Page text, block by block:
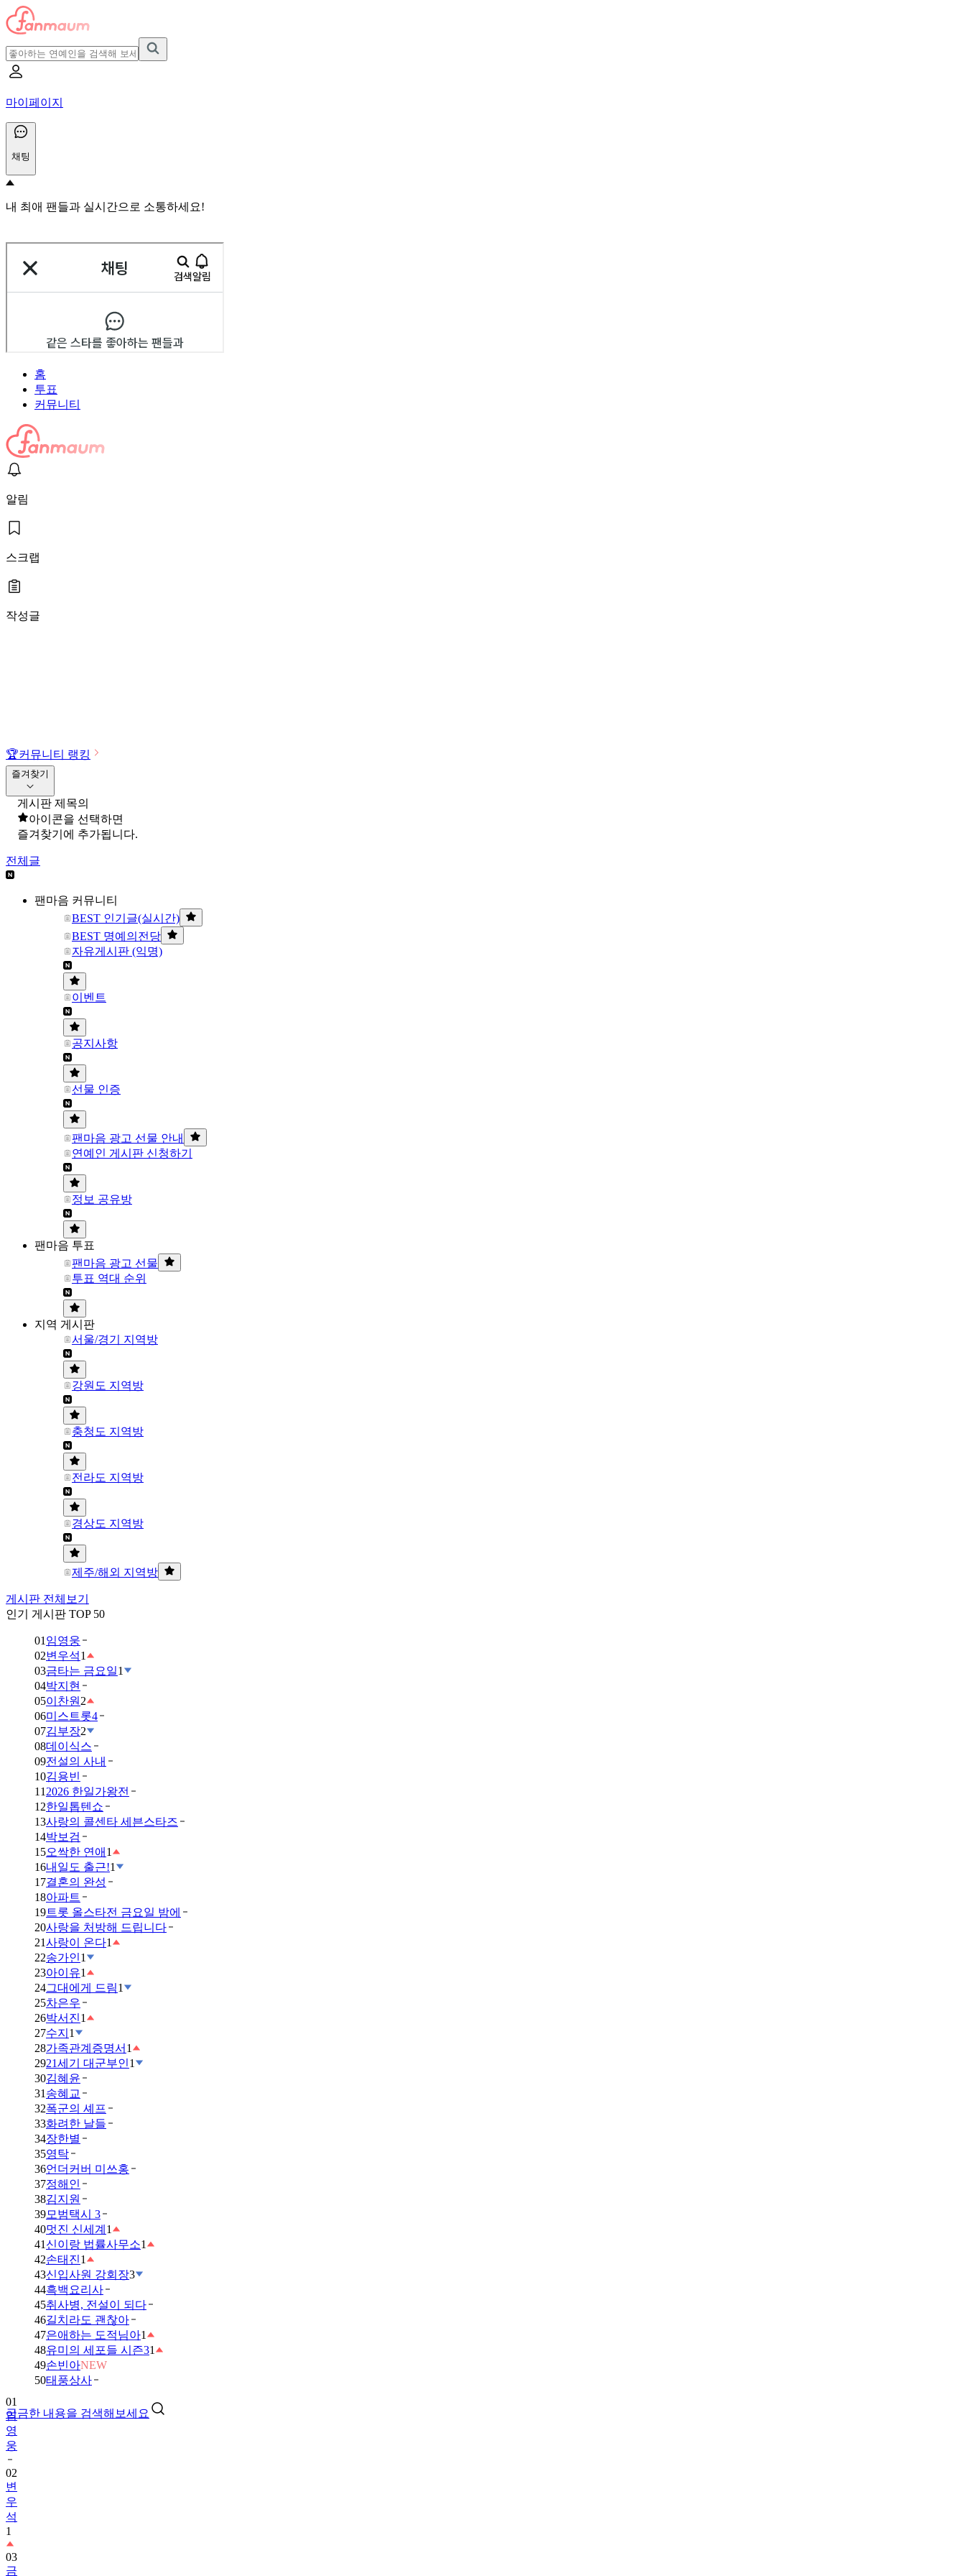
마이페이지
채팅
내 최애 팬들과 실시간으로 소통하세요!
홈
투표
커뮤니티
알림
스크랩
작성글
🏆커뮤니티 랭킹
즐겨찾기
게시판 제목의
아이콘을 선택하면
즐겨찾기에 추가됩니다.
전체글
팬마음 커뮤니티
BEST 인기글(실시간)
BEST 명예의전당
자유게시판 (익명)
이벤트
공지사항
선물 인증
팬마음 광고 선물 안내
연예인 게시판 신청하기
정보 공유방
팬마음 투표
팬마음 광고 선물
투표 역대 순위
지역 게시판
서울/경기 지역방
강원도 지역방
충청도 지역방
전라도 지역방
경상도 지역방
제주/해외 지역방
게시판 전체보기
인기 게시판 TOP 50
01 임영웅
02변우석1
03금타는 금요일1
04박지현
05이찬원 2
06미스트롯4
07김부장2
08데이식스
09전설의 사내
10김용빈
11 2026 한일가왕전
12한일톱텐쇼
13사랑의 콜센타 세븐스타즈
14박보검
15오싹한 연애 1
16내일도 출근!1
17결혼의 완성
18아파트
19트롯 올스타전 금요일 밤에
20사랑을 처방해 드립니다
21사랑이 온다1
22송가인1
23아이유1
24그대에게 드림1
25차은우
26박서진1
27수지 1
28가족관계증명서 1
2921세기 대군부인1
30김혜윤
31 송혜교
32폭군의 셰프
33화려한 날들
34장한별
35영탁
36언더커버 미쓰홍
37정해인
38김지원
39모범택시 3
40멋진 신세계 1
41 신이랑 법률사무소1
42손태진1
43신입사원 강회장3
44흑백요리사
45취사병, 전설이 되다
46길치라도 괜찮아
47은애하는 도적님아1
48유미의 세포들 시즌31
49손빈아NEW
50태풍상사
궁금한 내용을 검색해보세요
영
웅
02
변
우
석
1
03
금
타